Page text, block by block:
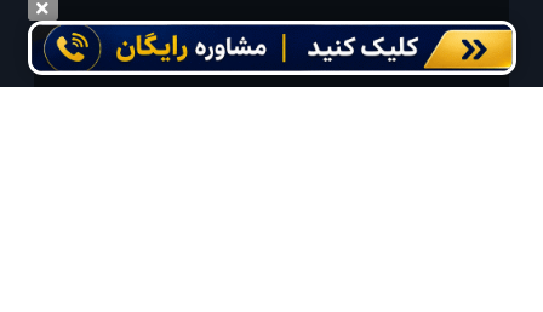
درخواست سفر خود را در مدت زمان دلخواه ثبت و پیامک بهترین آفر مربوط به تور
درخواستی خود را دریافت نمایید